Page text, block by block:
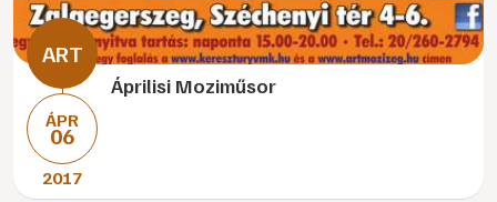
ÁPR
06
2017
Áprilisi Moziműsor